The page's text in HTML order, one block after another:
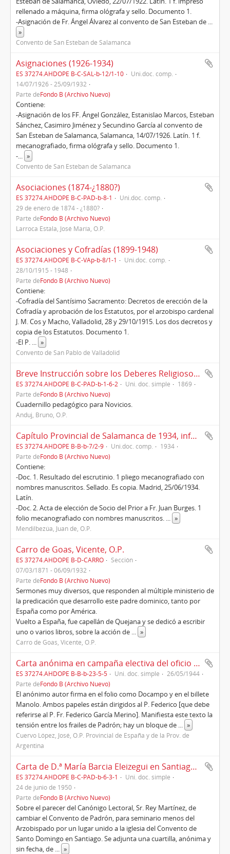
rellenado a máquina, firma ológrafa y sello. Documento 1.
-Asignación de Fr. Ángel Álvarez al convento de San Esteban de ...
»
Convento de San Esteban de Salamanca
Asignaciones (1926-1934)
ES 37274.AHDOPE B-C-SAL-b-12/1-10
Uni.doc. comp.
14/07/1926 - 25/09/1932
Parte deFondo B (Archivo Nuevo)
Contiene:
-Asignación de los FF. Ángel González, Estanislao Marcos, Esteban
Sánchez, Casimiro Jiménez y Secundino García al convento de
San Esteban de Salamanca, Salamanca, 14/07/1926. Latín. 1 f.
mecanografiado, firma ológrafa y sello. Documento 1.
-... »
Convento de San Esteban de Salamanca
Asociaciones (1874-¿1880?)
ES 37274.AHDOPE B-C-PAD-b-8-1
Uni.doc. comp.
29 de enero de 1874 - ¿1880?
Parte deFondo B (Archivo Nuevo)
Larroca Estala, José María, O.P.
Asociaciones y Cofradías (1899-1948)
ES 37274.AHDOPE B-C-VAp-b-8/1-1
Uni.doc. comp.
28/10/1915 - 1948
Parte deFondo B (Archivo Nuevo)
Contiene:
-Cofradía del Santísimo Sacramento: Decretos de erección de la
Cofradía y aprobación de los Estatutos, por el arzobispo cardenal
J. M. Cos y Macho, Valladolid, 28 y 29/10/1915. Los dos decretos y
copia de los Estatutos. Documento 1.
-El P. ... »
Convento de San Pablo de Valladolid
Breve Instrucción sobre los Deberes Religiosos y Sociales, para uso de los Jóvenes del Colegio de Ocaña (1869)
ES 37274.AHDOPE B-C-PAD-b-1-6-2 Uni. doc. simple
1869
Parte deFondo B (Archivo Nuevo)
Cuadernillo pedagógico para Novicios.
Anduj, Bruno, O.P.
Capítulo Provincial de Salamanca de 1934, informes y memorias
ES 37274.AHDOPE B-B-b-7/2-9 Uni.doc. comp.
1934
Parte deFondo B (Archivo Nuevo)
Contiene:
-Doc. 1. Resultado del escrutinio. 1 pliego mecanografiado con
nombres manuscritos. Sellado. Es copia. Madrid, 25/06/1934.
Latín.
-Doc. 2. Acta de elección de Socio del Prior a Fr. Juan Burges. 1
folio mecanografiado con nombres manuscritos. ... »
Mendilbezúa, Juan de, O.P.
Carro de Goas, Vicente, O.P.
ES 37274.AHDOPE B-D-CARRO
Sección
07/03/1871 - 06/09/1932
Parte deFondo B (Archivo Nuevo)
Sermones muy diversos, que responden al múltiple ministerio de
la predicación que desarrollo este padre dominico, tanto por
España como por América.
Vuelto a España, fue capellán de Quejana y se dedicó a escribir
uno o varios libros, sobre la acción de ... »
Carro de Goas, Vicente, O.P.
Carta anónima en campaña electiva del oficio prioral en el convento de Padrón (1944)
ES 37274.AHDOPE B-B-b-23-5-5 Uni. doc. simple
26/05/1944
Parte deFondo B (Archivo Nuevo)
El anónimo autor firma en el folio como Docampo y en el billete
Manolo. Ambos papeles están dirigidos al P. Federico [que debe
referirse al P. Fr. Federico García Merino]. Manifiesta este texto la
tensión entre los frailes de Padrón; hay un bloque de ... »
Cuervo López, José, O.P. Provincial de España y de la Prov. de
Argentina
Carta de D.ª María Barcia Eleizegui en Santiago al P. Provincial Tomás Sánchez Perancho, 24/06/1950
ES 37274.AHDOPE B-C-PAD-b-6-3-1
Uni. doc. simple
24 de junio de 1950
Parte deFondo B (Archivo Nuevo)
Sobre el parecer del Canónigo Lectoral, Sr. Rey Martínez, de
cambiar el Convento de Padrón, para seminario menos del
Arzobispado por un lugar unido a la iglesia del Convento de
Santo Domingo en Santiago. Se adjunta una cuartilla, anónima y
sin fecha, de ... »